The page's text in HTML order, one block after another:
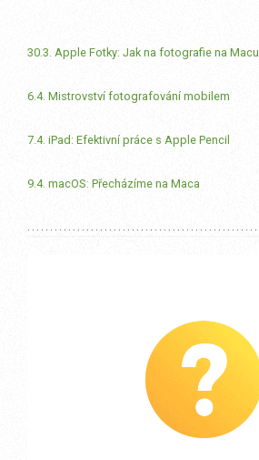
30.3. Apple Fotky: Jak na fotografie na Macu
6.4. Mistrovství fotografování mobilem
7.4. iPad: Efektivní práce s Apple Pencil
9.4. macOS: Přecházíme na Maca